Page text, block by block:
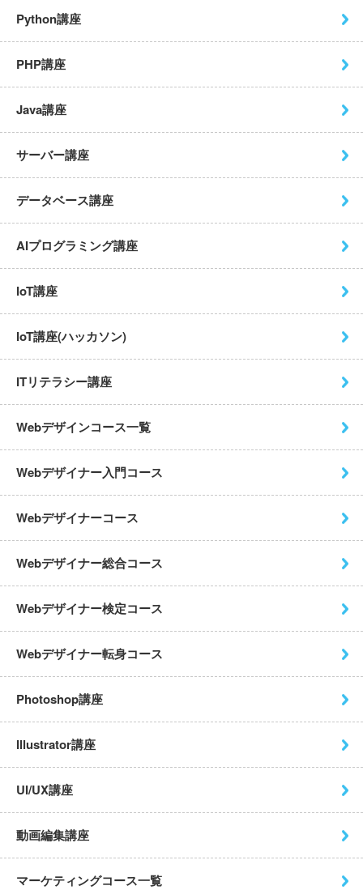
Python講座
PHP講座
Java講座
サーバー講座
データベース講座
AIプログラミング講座
IoT講座
IoT講座(ハッカソン)
ITリテラシー講座
Webデザインコース一覧
Webデザイナー入門コース
Webデザイナーコース
Webデザイナー総合コース
Webデザイナー検定コース
Webデザイナー転身コース
Photoshop講座
Illustrator講座
UI/UX講座
動画編集講座
マーケティングコース一覧